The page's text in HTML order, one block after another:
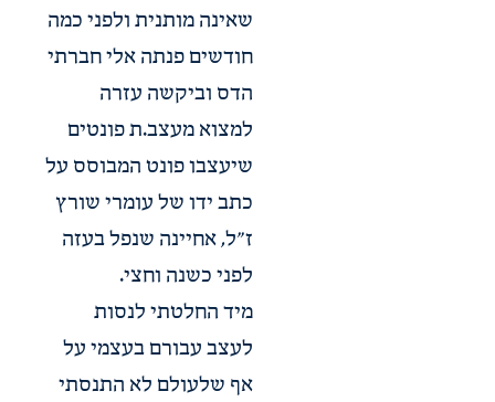
שאינה מותנית ולפני כמה
חודשים פנתה אלי חברתי
הדס וביקשה עזרה
למצוא מעצב.ת פונטים
שיעצבו פונט המבוסס על
כתב ידו של עומרי שורץ
ז״ל, אחיינה שנפל בעזה
לפני כשנה וחצי.
מיד החלטתי לנסות
לעצב עבורם בעצמי על
אף שלעולם לא התנסתי